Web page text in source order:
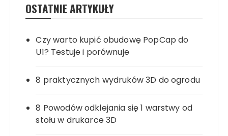
OSTATNIE ARTYKUŁY
Czy warto kupić obudowę PopCap do
U1? Testuje i porównuje
8 praktycznych wydruków 3D do ogrodu
8 Powodów odklejania się 1 warstwy od
stołu w drukarce 3D